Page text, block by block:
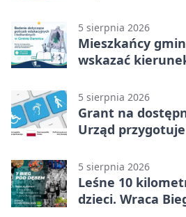
5 sierpnia 2026
Mieszkańcy
wskazać
5 sierpnia 2026
Grant na
Urząd
5 sierpnia 2026
Leśne 10
dzieci. Wraca